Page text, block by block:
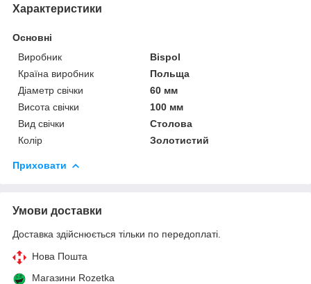
Характеристики
Основні
Виробник
Bispol
Країна виробник
Польща
Діаметр свічки
60 мм
Висота свічки
100 мм
Вид свічки
Столова
Колір
Золотистий
Приховати
Умови доставки
Доставка здійснюється тільки по передоплаті.
Нова Пошта
Магазини Rozetka